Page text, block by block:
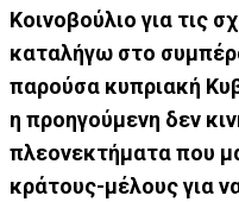
Κοινοβούλιο για τις
καταλήγω στο
παρούσα κυπριακή
η προηγούμενη δεν
πλεονεκτήματα που
κράτους-μέλους για